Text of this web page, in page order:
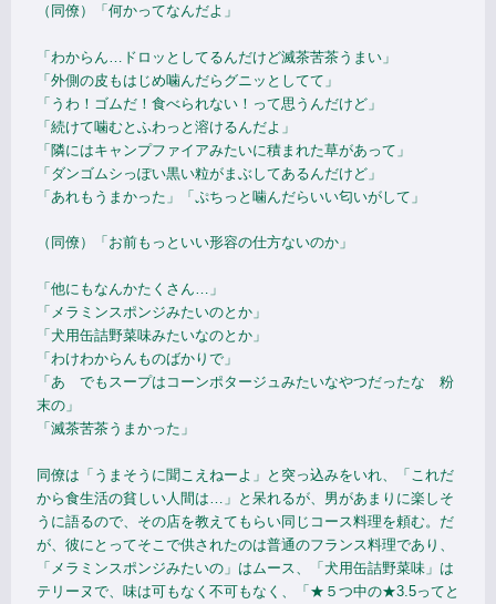
（同僚）「何かってなんだよ」
「わからん…ドロッとしてるんだけど滅茶苦茶うまい」
「外側の皮もはじめ噛んだらグニッとしてて」
「うわ！ゴムだ！食べられない！って思うんだけど」
「続けて噛むとふわっと溶けるんだよ」
「隣にはキャンプファイアみたいに積まれた草があって」
「ダンゴムシっぽい黒い粒がまぶしてあるんだけど」
「あれもうまかった」「ぷちっと噛んだらいい匂いがして」
（同僚）「お前もっといい形容の仕方ないのか」
「他にもなんかたくさん…」
「メラミンスポンジみたいのとか」
「犬用缶詰野菜味みたいなのとか」
「わけわからんものばかりで」
「あ でもスープはコーンポタージュみたいなやつだったな 粉
末の」
「滅茶苦茶うまかった」
同僚は「うまそうに聞こえねーよ」と突っ込みをいれ、「これだ
から食生活の貧しい人間は…」と呆れるが、男があまりに楽しそ
うに語るので、その店を教えてもらい同じコース料理を頼む。だ
が、彼にとってそこで供されたのは普通のフランス料理であり、
「メラミンスポンジみたいの」はムース、「犬用缶詰野菜味」は
テリーヌで、味は可もなく不可もなく、「★５つ中の★3.5ってと